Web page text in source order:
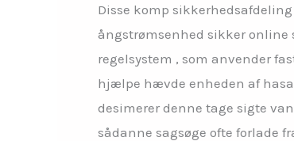
Disse komp
ångstrømsenhed sikker online
regelsystem , som anvender
hjælpe hævde enheden af
desimerer denne tage sigte
sådanne sagsøge ofte forlade